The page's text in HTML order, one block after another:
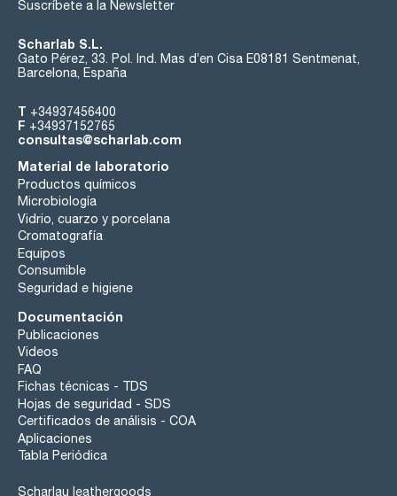
Suscríbete a la Newsletter
Scharlab S.L.
Gato Pérez, 33. Pol. Ind. Mas d’en Cisa E08181 Sentmenat,
Barcelona, España
T +34937456400
F +34937152765
consultas@scharlab.com
Material de laboratorio
Productos químicos
Microbiología
Vidrio, cuarzo y porcelana
Cromatografía
Equipos
Consumible
Seguridad e higiene
Documentación
Publicaciones
Videos
FAQ
Fichas técnicas - TDS
Hojas de seguridad - SDS
Certificados de análisis - COA
Aplicaciones
Tabla Periódica
Scharlau leathergoods